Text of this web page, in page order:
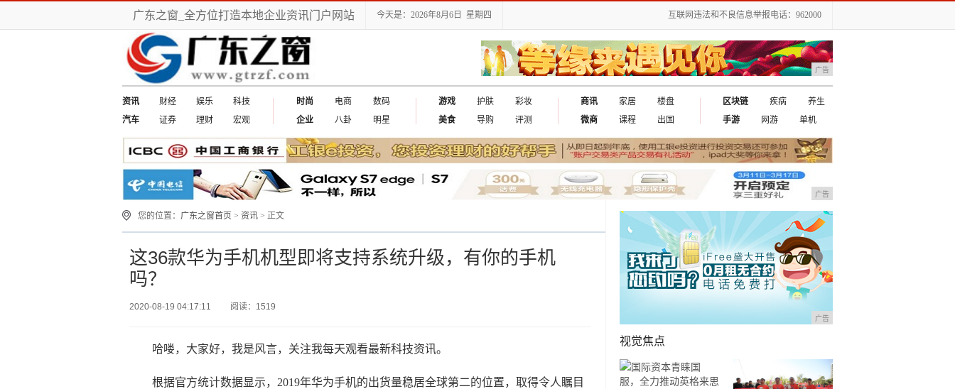
广东之窗_全方位打造本地企业资讯门户网站 今天是：2026年8月6日 星期四 互联网违法和不良信息举报电话：962000
广告
资讯 财经 娱乐
科技
汽车
证券 理财 宏观
时尚 电商
数码
企业
八卦 明星
游戏 护肤
彩妆
美食
导购 评测
商讯 家居
楼盘
微商
课程 出国
区块链 疾病
养生
手游
网游 单机
广告
您的位置： 广东之窗首页 > 资讯 > 正文
这36款华为手机机型即将支持系统升级，有你的手机
吗？
2020-08-19 04:17:11 阅读：1519
哈喽，大家好，我是风言，关注我每天观看最新科技资讯。
根据官方统计数据显示，2019年华为手机的出货量稳居全球第二的位置，取得令人瞩目
广告
视觉焦点